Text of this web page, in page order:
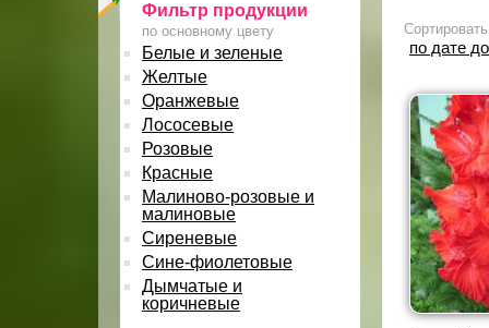
Фильтр продукции
по основному цвету
Белые и зеленые
Желтые
Оранжевые
Лососевые
Розовые
Красные
Малиново-розовые и
малиновые
Сиреневые
Сине-фиолетовые
Дымчатые и
коричневые
по дате